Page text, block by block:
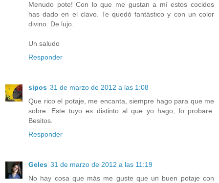
Menudo pote! Con lo que me gustan a mí estos cocidos
has dado en el clavo. Te quedó fantástico y con un color
divino. De lujo.
Un saludo
Responder
sipos 31 de marzo de 2012 a las 1:08
Que rico el potaje, me encanta, siempre hago para que me
sobre. Este tuyo es distinto al que yo hago, lo probare.
Besitos.
Responder
Geles 31 de marzo de 2012 a las 11:19
No hay cosa que más me guste que un buen potaje con